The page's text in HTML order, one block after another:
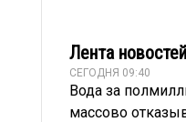
Лента новостей
СЕГОДНЯ 09:40
Вода за
массово